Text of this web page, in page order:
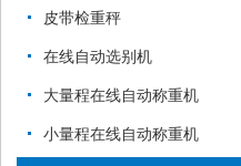
皮带检重秤
在线自动选别机
大量程在线自动称重机
小量程在线自动称重机